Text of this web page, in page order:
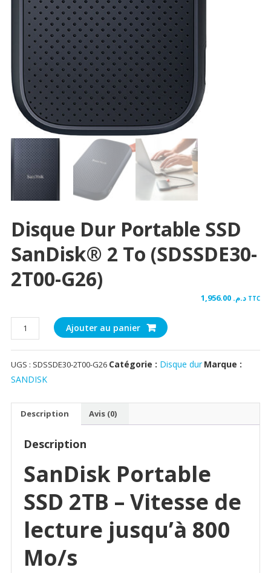
Disque Dur Portable SSD
SanDisk® 2 To (SDSSDE30-
2T00-G26)
د.م. TTC
quantité
de
Disque
dur
portable
SanDisk®
(SDSSDE30-
G26)
Ajouter au panier
UGS : SDSSDE30-2T00-G26 Catégorie : Disque dur Marque :
SANDISK
Description Avis (0)
Description
SanDisk Portable
SSD 2TB – Vitesse de
lecture jusqu’à 800
Mo/s